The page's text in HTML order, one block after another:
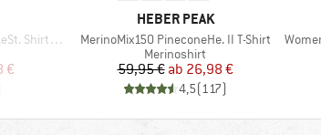
Shirt L/S
Preis
€
MARKE
HEBER PEAK
Artikel
MerinoMix150 PineconeHe. II T-Shirt
Produktgruppe
Merinoshirt
Preis
59,95 € reduzierter Preis
ab 26,98 €
4,5(117)
Artikel